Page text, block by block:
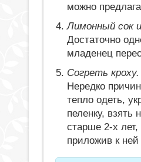
можно
Лимонный сок
Достаточно
младенец
Согреть кроху.
Нередко
тепло одеть,
пеленку,
старше 2-х
приложив к ней